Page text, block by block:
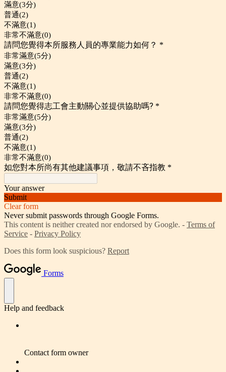
滿意(3分)
普通(2)
不滿意(1)
非常不滿意(0)
請問您覺得本所服務人員的專業能力如何？ *
非常滿意(5分)
滿意(3分)
普通(2)
不滿意(1)
非常不滿意(0)
請問您覺得志工會主動關心並提供協助嗎? *
非常滿意(5分)
滿意(3分)
普通(2)
不滿意(1)
非常不滿意(0)
如您對本所尚有其他建議事項，敬請不吝指教 *
Your answer
Submit
Clear form
Never submit passwords through Google Forms.
This content is neither created nor endorsed by Google. - Terms of
Service - Privacy Policy
Does this form look suspicious? Report
Forms
Help and feedback
Contact form owner